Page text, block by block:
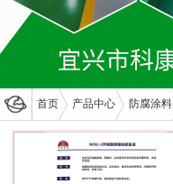
首页 产品中心 防腐涂料